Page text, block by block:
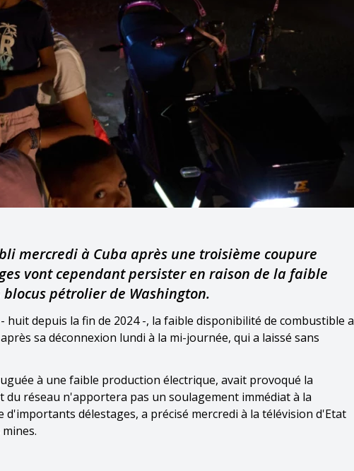
mercredi à Cuba après une troisième coupure
vont cependant persister en raison de la faible
pétrolier de Washington.
depuis la fin de 2024 -, la faible disponibilité de combustible a
sa déconnexion lundi à la mi-journée, qui a laissé sans
à une faible production électrique, avait provoqué la
réseau n'apportera pas un soulagement immédiat à la
délestages, a précisé mercredi à la télévision d'Etat